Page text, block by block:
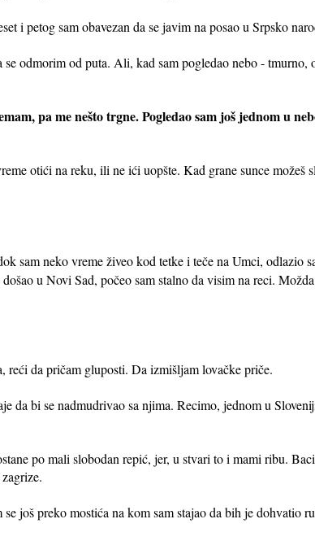
i petog sam obavezan da se javim na posao u Srpsko
odmorim od puta. Ali, kad sam pogledao nebo - tmurno,
pa me nešto trgne. Pogledao sam još jednom u
otići na reku, ili ne ići uopšte. Kad grane sunce možeš
sam neko vreme živeo kod tetke i teče na Umci, odlazio
u Novi Sad, počeo sam stalno da visim na reci.
reći da pričam gluposti. Da izmišljam lovačke priče.
da bi se nadmudrivao sa njima. Recimo, jednom u
po mali slobodan repić, jer, u stvari to i mami ribu.
još preko mostića na kom sam stajao da bih je dohvatio